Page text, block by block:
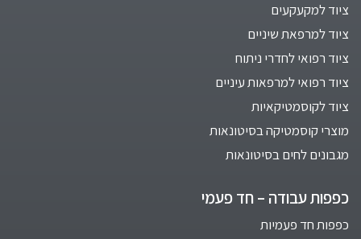
ציוד למקעקעים
ציוד למרפאת שיניים
ציוד רפואי לחדרי ניתוח
ציוד רפואי למרפאות עיניים
ציוד לקוסמטיקאיות
מוצרי קוסמטיקה בסיטונאות
מגבונים לחים בסיטונאות
כפפות עבודה – חד פעמי
כפפות חד פעמיות